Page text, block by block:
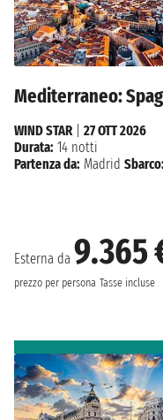
Mediterraneo:
Esterna da 9.365
prezzo per persona Tasse incluse
WIND STAR| 27 OTT 2026
Durata: 14 notti
Partenza da: Madrid Sbarco: